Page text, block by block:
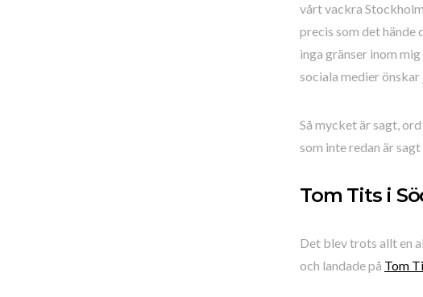
vårt vackra
precis som det hände
inga gränser inom
sociala medier
Så mycket är sagt,
som inte redan är
Tom Tits i
Det blev trots allt en
och landade på Tom